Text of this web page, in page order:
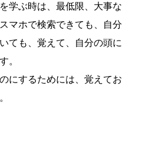
学ぶ時は、最低限、大事な
マホで検索できても、自分
ても、覚えて、自分の頭に
。
にするためには、覚えてお